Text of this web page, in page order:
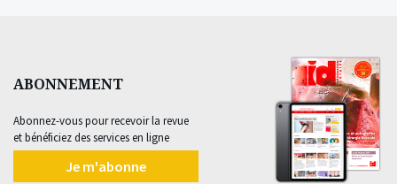
ABONNEMENT
Abonnez-vous pour recevoir la revue
et bénéficiez des services en ligne
Je m'abonne